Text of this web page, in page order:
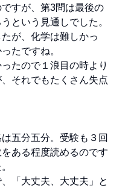
すが、第3問は最後の
という見通しでした。
が、化学は難しかっ
たですね。
たので１浪目の時より
それでもたくさん失点
五分五分。受験も３回
ある程度読めるのです
「大丈夫、大丈夫」と